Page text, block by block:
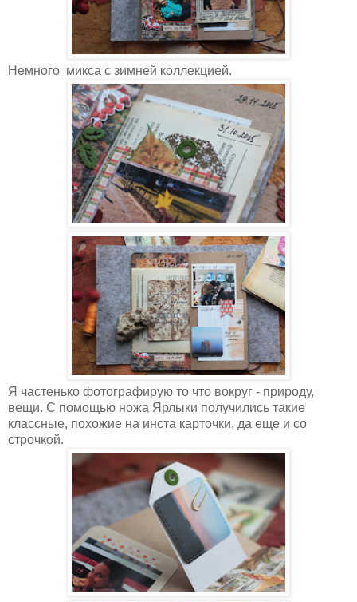
Немного микса с зимней коллекцией.
Я частенько фотографирую то что вокруг - природу,
вещи. С помощью ножа Ярлыки получились такие
классные, похожие на инста карточки, да еще и со
строчкой.